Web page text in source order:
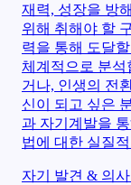
재력, 성장을 방
위해 취해야 할
력을 통해 도달
체계적으로 분석
거나, 인생의 전
신이 되고 싶은
과 자기계발을
법에 대한 실질
자기 발견 & 의